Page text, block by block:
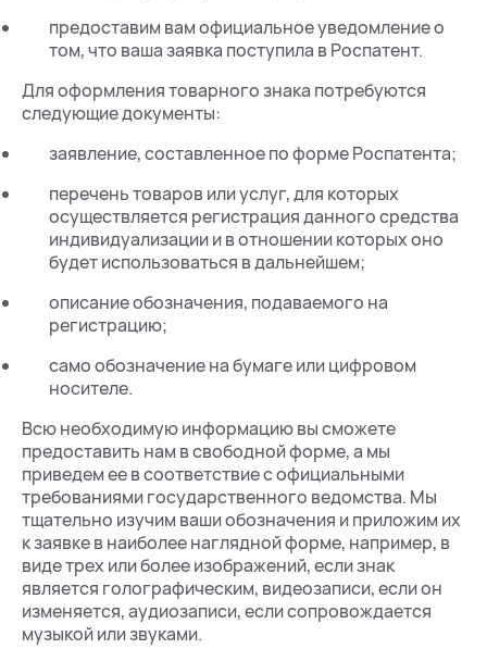
предоставим вам официальное уведомление о
том, что ваша заявка поступила в Роспатент.
Для оформления товарного знака потребуются
следующие документы:
заявление, составленное по форме Роспатента;
перечень товаров или услуг, для которых
осуществляется регистрация данного средства
индивидуализации и в отношении которых оно
будет использоваться в дальнейшем;
описание обозначения, подаваемого на
регистрацию;
само обозначение на бумаге или цифровом
носителе.
Всю необходимую информацию вы сможете
предоставить нам в свободной форме, а мы
приведем ее в соответствие с официальными
требованиями государственного ведомства. Мы
тщательно изучим ваши обозначения и приложим их
к заявке в наиболее наглядной форме, например, в
виде трех или более изображений, если знак
является голографическим, видеозаписи, если он
изменяется, аудиозаписи, если сопровождается
музыкой или звуками.